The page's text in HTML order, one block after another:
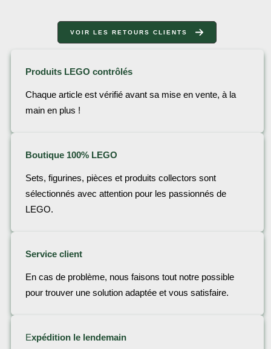
VOIR LES RETOURS CLIENTS
Produits LEGO contrôlés
Chaque article est vérifié avant sa mise en vente, à la
main en plus !
Boutique 100% LEGO
Sets, figurines, pièces et produits collectors sont
sélectionnés avec attention pour les passionnés de
LEGO.
Service client
En cas de problème, nous faisons tout notre possible
pour trouver une solution adaptée et vous satisfaire.
Expédition le lendemain